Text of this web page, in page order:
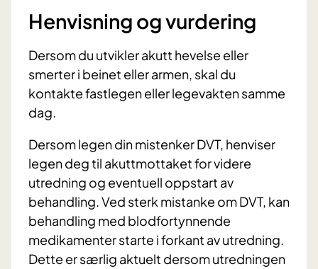
Henvisning og vurdering
Dersom du utvikler akutt hevelse eller
smerter i beinet eller armen, skal du
kontakte fastlegen eller legevakten samme
dag.
Dersom legen din mistenker DVT, henviser
legen deg til akuttmottaket for videre
utredning og eventuell oppstart av
behandling. Ved sterk mistanke om DVT, kan
behandling med blodfortynnende
medikamenter starte i forkant av utredning.
Dette er særlig aktuelt dersom utredningen